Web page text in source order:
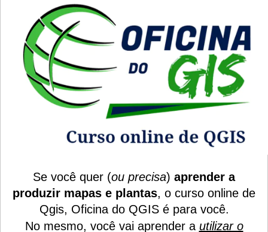
Se você quer (ou precisa) aprender a
produzir mapas e plantas, o curso online de
Qgis, Oficina do QGIS é para você.
No mesmo, você vai aprender a utilizar o